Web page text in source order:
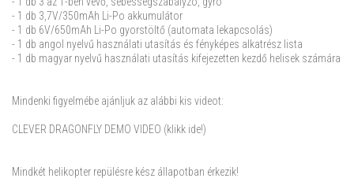
- 1 db 3,7V/350mAh Li-Po akkumulátor
- 1 db 6V/650mAh Li-Po gyorstöltő (automata lekapcsolás)
- 1 db angol nyelvű használati utasítás és fényképes alkatrész lista
- 1 db magyar nyelvű használati utasítás kifejezetten kezdő helisek számára
Mindenki figyelmébe ajánljuk az alábbi kis videot:
CLEVER DRAGONFLY DEMO VIDEO (klikk ide!)
Mindkét helikopter repülésre kész állapotban érkezik!